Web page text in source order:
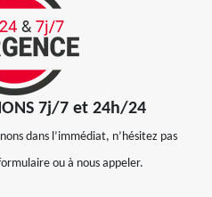
7j/7 et 24h/24
dans l’immédiat, n’hésitez pas
ou à nous appeler.